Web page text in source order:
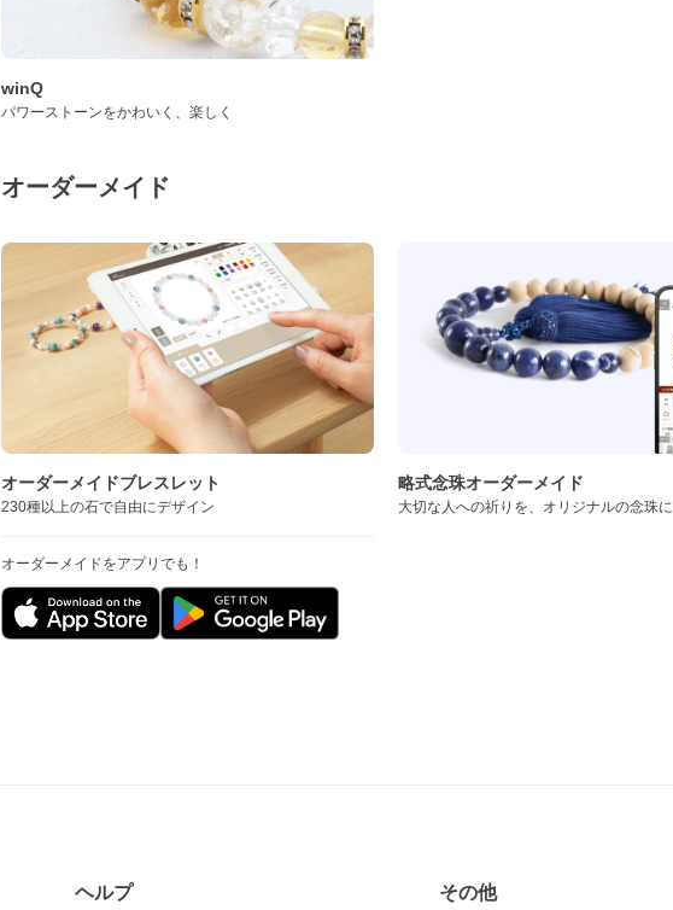
winQ
パワーストーンをかわいく、楽しく
オーダーメイド
オーダーメイドブレスレット
230種以上の石で自由にデザイン
オーダーメイドをアプリでも！
略式念珠オーダーメイド
大切な人への祈りを、オリジナルの念珠に
ヘルプ その他